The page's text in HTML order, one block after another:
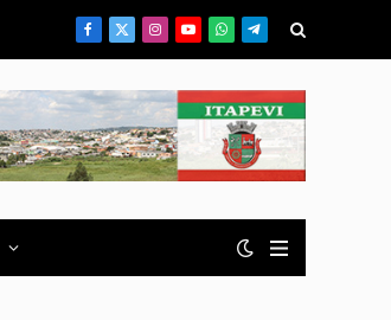
Facebook
X
(Twitter)
Instagram
YouTubeWhatsApp
Telegrama